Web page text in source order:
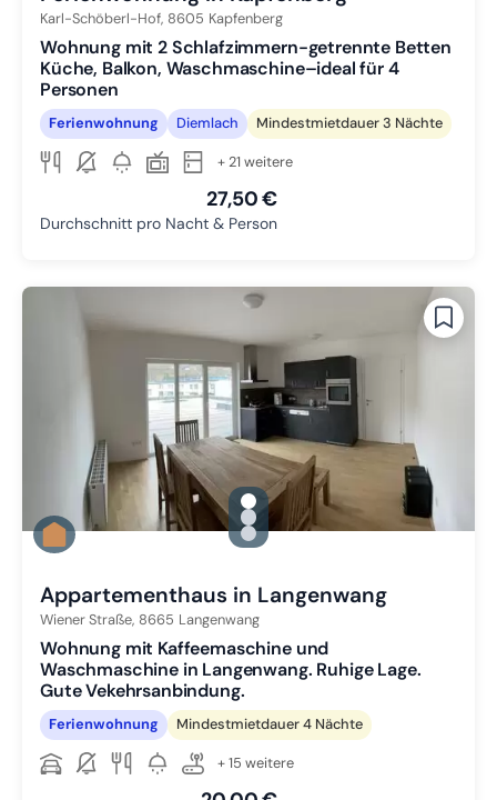
Karl-Schöberl-Hof, 8605 Kapfenberg
Wohnung mit 2 Schlafzimmern-getrennte Betten
Küche, Balkon, Waschmaschine–ideal für 4
Personen
Ferienwohnung Diemlach Mindestmietdauer 3 Nächte
+ 21 weitere
27,50 €
Durchschnitt pro Nacht & Person
gallery.slide_selector
Zu Slide 1 wechseln
Zu Slide 2 wechseln
Zu Slide 3 wechseln
Appartementhaus in Langenwang
Wiener Straße, 8665 Langenwang
Wohnung mit Kaffeemaschine und
Waschmaschine in Langenwang. Ruhige Lage.
Gute Vekehrsanbindung.
Ferienwohnung Mindestmietdauer 4 Nächte
+ 15 weitere